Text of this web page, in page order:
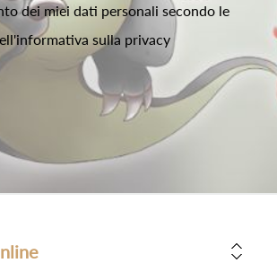
dei miei dati personali secondo le
sulla privacy